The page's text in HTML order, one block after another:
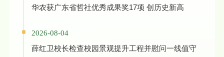
华农获广东省哲社优秀成果奖17项 创历史新高
2026-08-04
薛红卫校长检查校园景观提升工程并慰问一线值守